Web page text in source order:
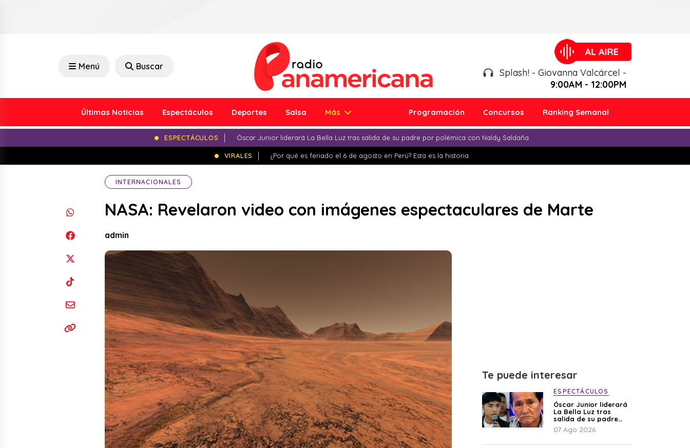
Menú Buscar
Splash! - Giovanna Valcárcel -
9:00AM - 12:00PM
Últimas Noticias Espectáculos Deportes Salsa Más Programación Concursos Ranking Semanal
ESPECTÁCULOS Óscar Junior liderará La Bella Luz tras salida de su padre por polémica con Naldy Saldaña
VIRALES ¿Por qué es feriado el 6 de agosto en Perú? Esta es la historia
INTERNACIONALES
NASA: Revelaron video con imágenes espectaculares de Marte
admin
Te puede interesar
ESPECTÁCULOS
Óscar Junior liderará
La Bella Luz tras
salida de su padre
por polémica con
Naldy Saldaña
07 Ago 2026